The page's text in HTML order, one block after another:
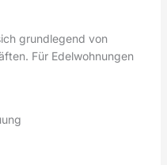
grundlegend von
Für Edelwohnungen